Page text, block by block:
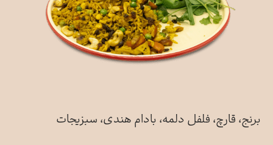
برنج، قارچ، فلفل دلمه، بادام هندی، سبزیجات